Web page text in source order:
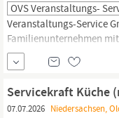
OVS Veranstaltungs-
Veranstaltungs-Service
Familienunternehmen
Gastronomie.
Wir
Veranstaltungen in den
koordinieren auch alle
Haus Eventcatering) von
Servicekraft Küche
07.07.2026 Niedersachsen,